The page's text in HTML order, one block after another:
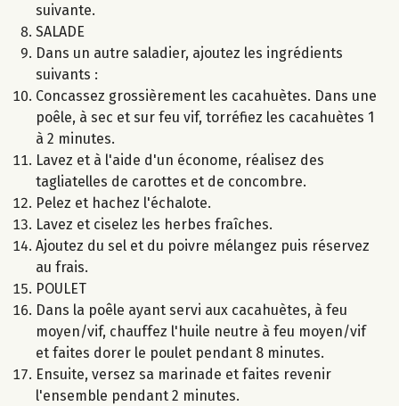
suivante.
SALADE
Dans un autre saladier, ajoutez les ingrédients
suivants :
Concassez grossièrement les cacahuètes. Dans une
poêle, à sec et sur feu vif, torréfiez les cacahuètes 1
à 2 minutes.
Lavez et à l'aide d'un économe, réalisez des
tagliatelles de carottes et de concombre.
Pelez et hachez l'échalote.
Lavez et ciselez les herbes fraîches.
Ajoutez du sel et du poivre mélangez puis réservez
au frais.
POULET
Dans la poêle ayant servi aux cacahuètes, à feu
moyen/vif, chauffez l'huile neutre à feu moyen/vif
et faites dorer le poulet pendant 8 minutes.
Ensuite, versez sa marinade et faites revenir
l'ensemble pendant 2 minutes.